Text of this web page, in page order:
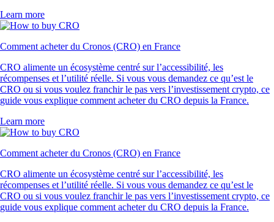
Learn more
Comment acheter du Cronos (CRO) en France
CRO alimente un écosystème centré sur l’accessibilité, les
récompenses et l’utilité réelle. Si vous vous demandez ce qu’est le
CRO ou si vous voulez franchir le pas vers l’investissement crypto, ce
guide vous explique comment acheter du CRO depuis la France.
Learn more
Comment acheter du Cronos (CRO) en France
CRO alimente un écosystème centré sur l’accessibilité, les
récompenses et l’utilité réelle. Si vous vous demandez ce qu’est le
CRO ou si vous voulez franchir le pas vers l’investissement crypto, ce
guide vous explique comment acheter du CRO depuis la France.